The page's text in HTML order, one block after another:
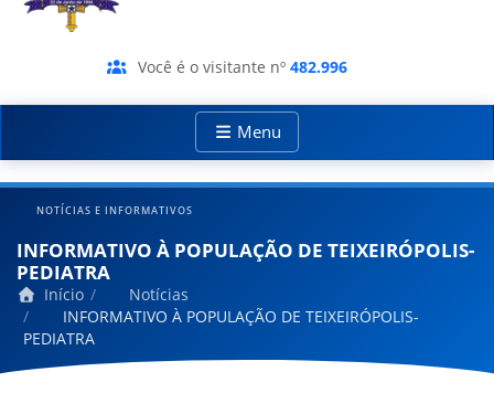
Você é o visitante nº 482.996
Menu
NOTÍCIAS E INFORMATIVOS
INFORMATIVO À POPULAÇÃO DE TEIXEIRÓPOLIS-
PEDIATRA
Início
Notícias
INFORMATIVO À POPULAÇÃO DE TEIXEIRÓPOLIS-
PEDIATRA